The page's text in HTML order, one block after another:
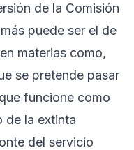
de la Comisión
puede ser el de
materias como,
se pretende pasar
funcione como
de la extinta
del servicio